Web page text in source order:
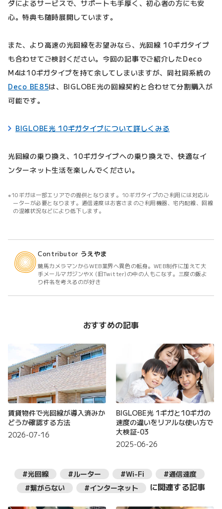
ダによるサービスで、サポートも手厚く、初心者の方にも安
心。特典も随時展開しています。
また、より高速の光回線をお望みなら、光回線 10ギガタイプ
も合わせてご検討ください。今回の記事でご紹介したDeco
M4は10ギガタイプを持て余してしまいますが、同社同系統の
Deco BE85は、BIGLOBE光の回線契約と合わせて分割購入が
可能です。
BIGLOBE光 10ギガタイプについて詳しくみる
光回線の乗り換え、10ギガタイプへの乗り換えで、快適なイ
ンターネット生活を楽しんでください。
10ギガは一部エリアでの提供となります。10ギガタイプのご利用には対応ル
ーターが必要となります。通信速度はお客さまのご利用機器、宅内配線、回線
の混雑状況などにより低下します。
Contributor うえやま
競馬カメラマンからWEB業界へ異色の転身。WEB制作に加えて大
手メールマガジンやX (旧Twitter)の中の人もこなす。三度の飯よ
り件名を考えるのが好き
おすすめの記事
賃貸物件で光回線が導入済みか
どうか確認する方法
2026-07-16
BIGLOBE光 1ギガと10ギガの
速度の違いをリアルな使い方で
大検証-03
2025-06-26
#光回線 #ルーター #Wi-Fi
#通信速度
#繋がらない
#インターネット に関連する記事